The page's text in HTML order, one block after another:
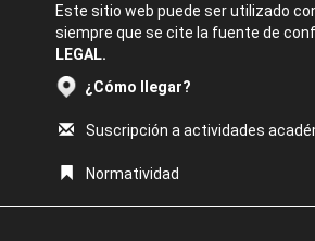
Este sitio web puede ser utilizado
siempre que se cite la fuente de
LEGAL.
¿Cómo llegar?
Suscripción a actividades
Normatividad